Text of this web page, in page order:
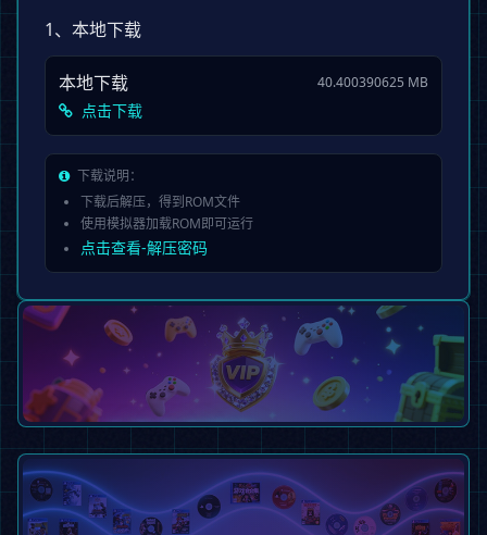
1、本地下载
本地下载 40.400390625 MB
点击下载
下载说明：
下载后解压，得到ROM文件
使用模拟器加载ROM即可运行
点击查看-解压密码
不限次数、全集下载特权、专属响应